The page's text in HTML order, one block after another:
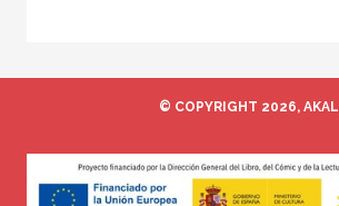
© COPYRIGHT 2026, AKAL